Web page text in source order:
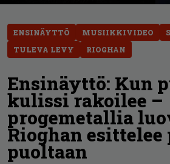
ENSINÄYTTÖ MUSIIKKIVIDEO
TULEVA LEVY
RIOGHAN
Ensinäyttö: Kun
kulissi rakoilee –
progemetallia
Rioghan esittelee
puoltaan